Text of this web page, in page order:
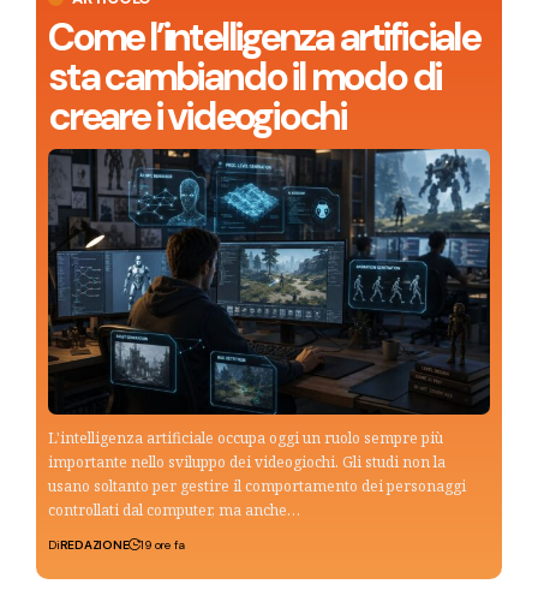
Come l’intelligenza artificiale
sta cambiando il modo di
creare i videogiochi
L'intelligenza artificiale occupa oggi un ruolo sempre più
importante nello sviluppo dei videogiochi. Gli studi non la
usano soltanto per gestire il comportamento dei personaggi
controllati dal computer, ma anche…
DiREDAZIONE 19 ore fa